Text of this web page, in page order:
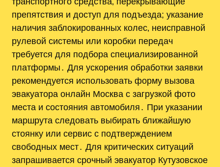
препятствия и доступ для подъезда; указание
наличия заблокированных колес‚ неисправной
рулевой системы или коробки передач
требуется для подбора специализированной
платформы․ Для ускорения обработки заявки
рекомендуется использовать форму вызова
эвакуатора онлайн Москва с загрузкой фото
места и состояния автомобиля․ При указании
маршрута следовать выбирать ближайшую
стоянку или сервис с подтверждением
свободных мест․ Для критических ситуаций
запрашивается срочный эвакуатор Кутузовское